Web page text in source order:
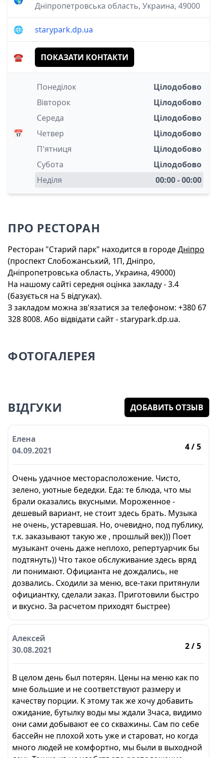
Дніпропетровська область, Украина, 49000
🌐 starypark.dp.ua
☎️ ПОКАЗАТИ КОНТАКТИ
📅
Понеділок
Цілодобово
Вівторок
Цілодобово
Середа
Цілодобово
Четвер
Цілодобово
П'ятниця
Цілодобово
Субота
Цілодобово
Неділя
00:00 - 00:00
ПРО РЕСТОРАН
Ресторан "Старий парк" находится в городеДніпро
(проспект Слобожанський, 1П, Дніпро,
Дніпропетровська область, Украина, 49000)
На нашому сайті середня оцінка закладу - 3.4
(базується на 5 відгуках).
З закладом можна зв'язатися за телефоном: +380 67
328 8008. Або відвідати сайт - starypark.dp.ua.
ФОТОГАЛЕРЕЯ
ВІДГУКИ ДОБАВИТЬ ОТЗЫВ
Елена
04.09.2021
4/ 5
Очень удачное месторасположение. Чисто,
зелено, уютные бедедки. Еда: те блюда, что мы
брали оказались вкусными. Мороженное -
дешевый вариант, не стоит здесь брать. Музыка
не очень, устаревшая. Но, очевидно, под публику,
т.к. заказывают такую же , прошлый век))) Поет
музыкант очень даже неплохо, репертуарчик бы
подтянуть)) Что такое обслуживание здесь вряд
ли понимают. Официанта не дождались, не
дозвались. Сходили за меню, все-таки притянули
официантку, сделали заказ. Приготовили быстро
и вкусно. За расчетом приходят быстрее)
Алексей
30.08.2021
2/ 5
В целом день был потерян. Цены на меню как по
мне большие и не соответствуют размеру и
качеству порции. К этому так же хочу добавить
ожидание, бутылку воды мы ждали 3часа, видимо
они сами добывают ее со скважины. Сам по себе
бассейн не плохой хоть уже и староват, но когда
много людей не комфортно, мы были в выходной